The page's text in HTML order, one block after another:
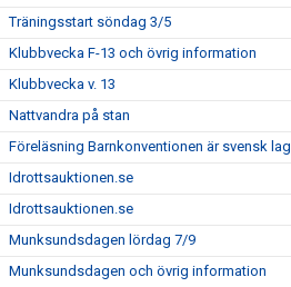
Träningsstart söndag 3/5
Klubbvecka F-13 och övrig information
Klubbvecka v. 13
Nattvandra på stan
Föreläsning Barnkonventionen är svensk lag
Idrottsauktionen.se
Idrottsauktionen.se
Munksundsdagen lördag 7/9
Munksundsdagen och övrig information